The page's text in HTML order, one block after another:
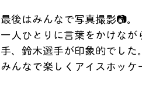
最後はみんなで写真撮影📷。
一人ひとりに言葉をかけな
手、鈴木選手が印象的でした。
みんなで楽しくアイスホッケ